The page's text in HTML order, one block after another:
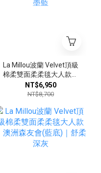
La Millou波蘭 Velvet頂級
棉柔雙面柔柔毯大人款｜
兔兔演奏家(藍底)｜舒柔
墨藍
NT$6,950
NT$8,700